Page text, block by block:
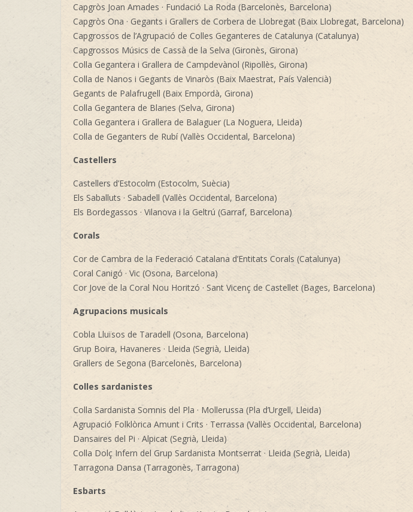
Capgròs Joan Amades · Fundació La Roda (Barcelonès, Barcelona)
Capgròs Ona · Gegants i Grallers de Corbera de Llobregat (Baix Llobregat, Barcelona)
Capgrossos de l’Agrupació de Colles Geganteres de Catalunya (Catalunya)
Capgrossos Músics de Cassà de la Selva (Gironès, Girona)
Colla Gegantera i Grallera de Campdevànol (Ripollès, Girona)
Colla de Nanos i Gegants de Vinaròs (Baix Maestrat, País Valencià)
Gegants de Palafrugell (Baix Empordà, Girona)
Colla Gegantera de Blanes (Selva, Girona)
Colla Gegantera i Grallera de Balaguer (La Noguera, Lleida)
Colla de Geganters de Rubí (Vallès Occidental, Barcelona)
Castellers
Castellers d’Estocolm (Estocolm, Suècia)
Els Saballuts · Sabadell (Vallès Occidental, Barcelona)
Els Bordegassos · Vilanova i la Geltrú (Garraf, Barcelona)
Corals
Cor de Cambra de la Federació Catalana d’Entitats Corals (Catalunya)
Coral Canigó · Vic (Osona, Barcelona)
Cor Jove de la Coral Nou Horitzó · Sant Vicenç de Castellet (Bages, Barcelona)
Agrupacions musicals
Cobla Lluïsos de Taradell (Osona, Barcelona)
Grup Boira, Havaneres · Lleida (Segrià, Lleida)
Grallers de Segona (Barcelonès, Barcelona)
Colles sardanistes
Colla Sardanista Somnis del Pla · Mollerussa (Pla d’Urgell, Lleida)
Agrupació Folklòrica Amunt i Crits · Terrassa (Vallès Occidental, Barcelona)
Dansaires del Pi · Alpicat (Segrià, Lleida)
Colla Dolç Infern del Grup Sardanista Montserrat · Lleida (Segrià, Lleida)
Tarragona Dansa (Tarragonès, Tarragona)
Esbarts